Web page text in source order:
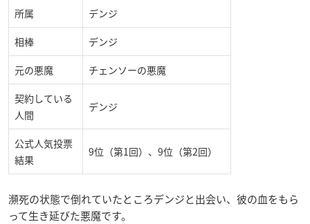
所属 デンジ
相棒 デンジ
元の悪魔 チェンソーの悪魔
契約している
人間
デンジ
公式人気投票
結果
9位（第1回）、9位（第2回）
瀕死の状態で倒れていたところデンジと出会い、彼の血をもら
って生き延びた悪魔です。